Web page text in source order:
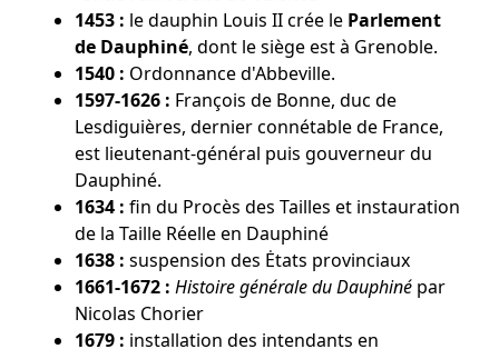
1453 : le dauphin Louis II crée le Parlement
de Dauphiné, dont le siège est à Grenoble.
1540 : Ordonnance d'Abbeville.
1597-1626 : François de Bonne, duc de
Lesdiguières, dernier connétable de France,
est lieutenant-général puis gouverneur du
Dauphiné.
1634 : fin du Procès des Tailles et instauration
de la Taille Réelle en Dauphiné
1638 : suspension des Ėtats provinciaux
1661-1672 : Histoire générale du Dauphiné par
Nicolas Chorier
1679 : installation des intendants en